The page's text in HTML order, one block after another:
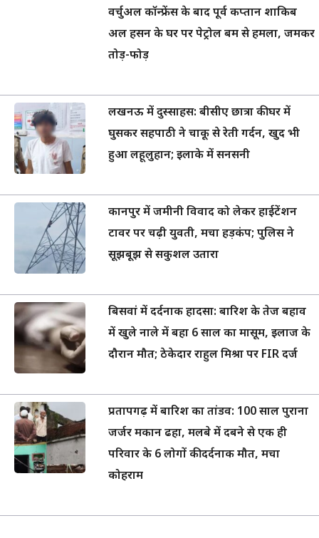
वर्चुअल कॉन्फ्रेंस के बाद पूर्व कप्तान शाकिब
अल हसन के घर पर पेट्रोल बम से हमला, जमकर
तोड़-फोड़
लखनऊ में दुस्साहस: बीसीए छात्रा की घर में
घुसकर सहपाठी ने चाकू से रेती गर्दन, खुद भी
हुआ लहूलुहान; इलाके में सनसनी
कानपुर में जमीनी विवाद को लेकर हाईटेंशन
टावर पर चढ़ी युवती, मचा हड़कंप; पुलिस ने
सूझबूझ से सकुशल उतारा
बिसवां में दर्दनाक हादसा: बारिश के तेज बहाव
में खुले नाले में बहा 6 साल का मासूम, इलाज के
दौरान मौत; ठेकेदार राहुल मिश्रा पर FIR दर्ज
प्रतापगढ़ में बारिश का तांडव: 100 साल पुराना
जर्जर मकान ढहा, मलबे में दबने से एक ही
परिवार के 6 लोगों की दर्दनाक मौत, मचा
कोहराम